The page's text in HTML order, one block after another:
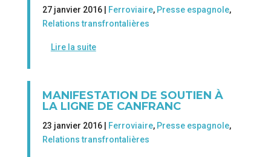
27 janvier 2016 | Ferroviaire, Presse espagnole,
Relations transfrontalières
Lire la suite
MANIFESTATION DE SOUTIEN À
LA LIGNE DE CANFRANC
23 janvier 2016 | Ferroviaire, Presse espagnole,
Relations transfrontalières